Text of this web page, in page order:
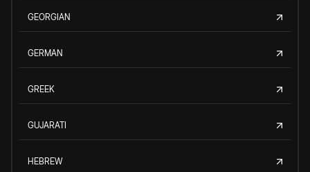
GEORGIAN
GERMAN
GREEK
GUJARATI
HEBREW